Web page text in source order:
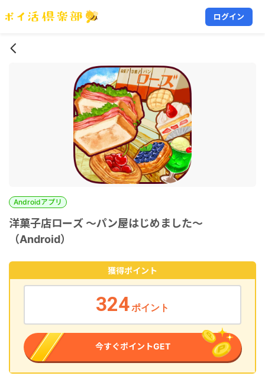
ログイン
Androidアプリ
洋菓子店ローズ ～パン屋はじめました～
（Android）
獲得ポイント
324ポイント
今すぐポイントGET